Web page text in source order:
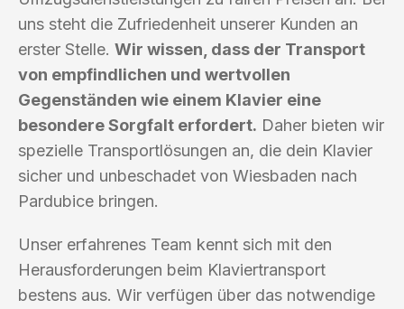
uns steht die Zufriedenheit unserer Kunden an
erster Stelle. Wir wissen, dass der Transport
von empfindlichen und wertvollen
Gegenständen wie einem Klavier eine
besondere Sorgfalt erfordert. Daher bieten wir
spezielle Transportlösungen an, die dein Klavier
sicher und unbeschadet von Wiesbaden nach
Pardubice bringen.
Unser erfahrenes Team kennt sich mit den
Herausforderungen beim Klaviertransport
bestens aus. Wir verfügen über das notwendige